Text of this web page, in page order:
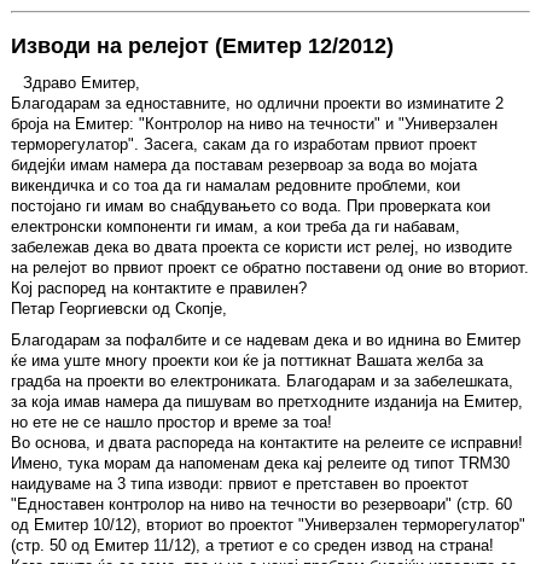
Изводи на релејот (Емитер 12/2012)
Здраво Емитер,
Благодарам за едноставните, но одлични проекти во изминатите 2
броја на Емитер: "Контролор на ниво на течности" и "Универзален
терморегулатор". Засега, сакам да го изработам првиот проект
бидејќи имам намера да поставам резервоар за вода во мојата
викендичка и со тоа да ги намалам редовните проблеми, кои
постојано ги имам во снабдувањето со вода. При проверката кои
електронски компоненти ги имам, а кои треба да ги набавам,
забележав дека во двата проекта се користи ист релеј, но изводите
на релејот во првиот проект се обратно поставени од оние во вториот.
Кој распоред на контактите е правилен?
Петар Георгиевски од Скопје,
Благодарам за пофалбите и се надевам дека и во иднина во Емитер
ќе има уште многу проекти кои ќе ја поттикнат Вашата желба за
градба на проекти во електрониката. Благодарам и за забелешката,
за која имав намера да пишувам во претходните изданија на Емитер,
но ете не се нашло простор и време за тоа!
Во основа, и двата распореда на контактите на релеите се исправни!
Имено, тука морам да напоменам дека кај релеите од типот TRM30
наидуваме на 3 типа изводи: првиот е претставен во проектот
"Едноставен контролор на ниво на течности во резервоари" (стр. 60
од Емитер 10/12), вториот во проектот "Универзален терморегулатор"
(стр. 50 од Емитер 11/12), а третиот е со среден извод на страна!